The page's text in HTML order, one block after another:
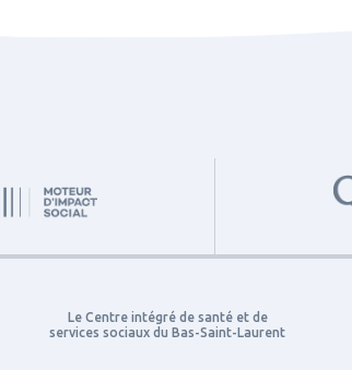
Le Centre intégré de santé et de
services sociaux du Bas-Saint-Laurent